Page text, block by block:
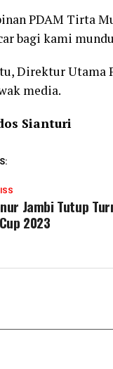
PDAM Tirta
bagi kami
Direktur Utama
media.
Sianturi
Jambi Tutup
2023